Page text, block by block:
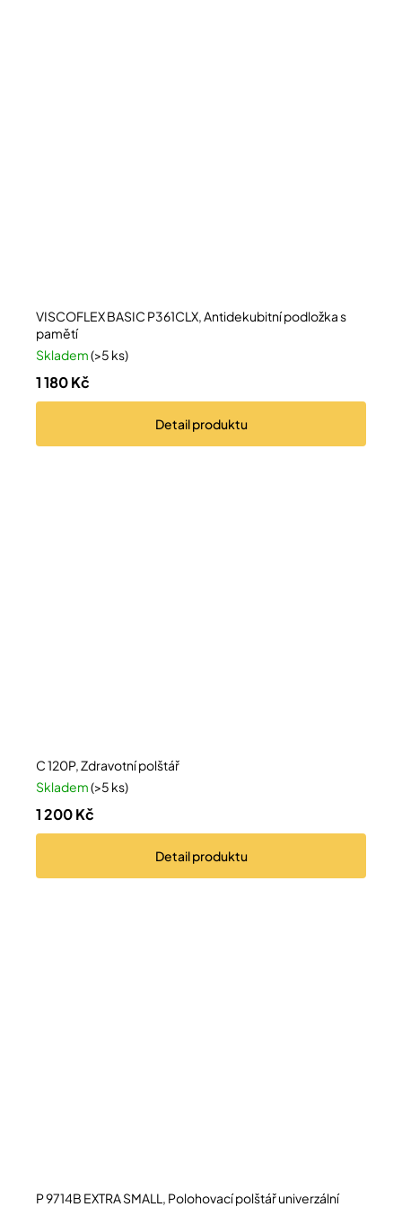
VISCOFLEX BASIC P361CLX, Antidekubitní podložka s
pamětí
Skladem(>5 ks)
1 180 Kč
Detailproduktu
C 120P, Zdravotní polštář
Skladem(>5 ks)
1 200 Kč
Detailproduktu
P 9714B EXTRA SMALL, Polohovací polštář univerzální